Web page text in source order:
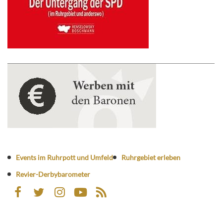
Events im Ruhrpott und Umfeld
Ruhrgebiet erleben
Revier-Derbybarometer